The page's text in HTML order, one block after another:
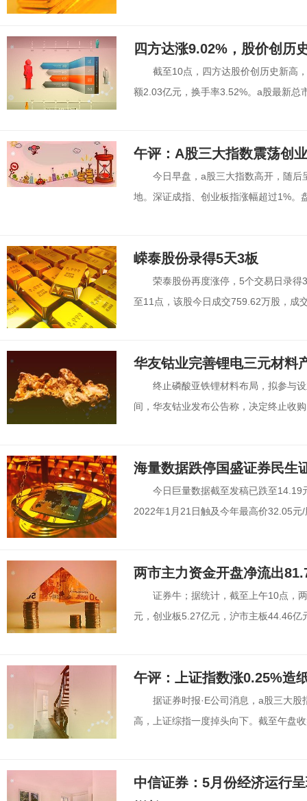
四方达涨9.02%，股价创历
截至10点，四方达股价创历史新高
额2.03亿元，换手率3.52%。a股最新总
午评：A股三大指数震荡创
今日早盘，a股三大指数高开，随
地。深证成指、创业板指涨幅超过1%。
嵘泰股份录得5天3板
荣泰股份再度涨停，5个交易日录
至11点，该股今日成交759.62万股，成
华友钴业完善锂电三元材料
终止磷酸亚铁锂材料布局，拟参与
间，华友钴业发布公告称，决定终止收
海量数据跌停国盛证券民生
今日巨量数据截至发稿已跌至
2022年1月21日触及今年最高价32.05元
两市主力资金开盘净流出
证券牛；据统计，截至上午10点，
元，创业板5.27亿元，沪市主板44.46亿
午评：上证指数涨0.25%造
据证券时报·E公司消息，a股三大
高，上证综指一度掉头向下。截至午盘
中信证券：5月份经济运行